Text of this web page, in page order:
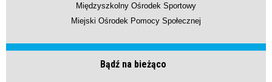
Międzyszkolny Ośrodek Sportowy
Miejski Ośrodek Pomocy Społecznej
Bądź na bieżąco